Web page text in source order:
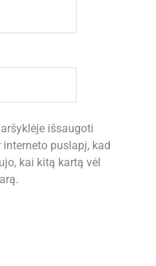
išsaugoti
puslapį, kad
kai kitą kartą vėl